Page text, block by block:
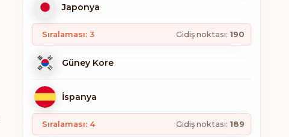
Japonya
Sıralaması: 3 Gidiş noktası: 190
Güney Kore
İspanya
Sıralaması: 4 Gidiş noktası: 189